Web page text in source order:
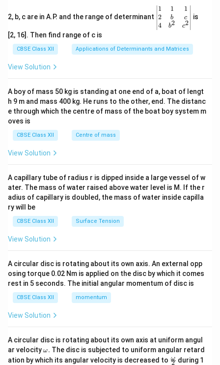
2, b, c are in A.P. and the range of determinant
\be
gin
{v
ma
x}1
&1
b&
c\\
4&
b^
tri
x}
1
2
4
1
b
b2
1
c
c2
is
[2, 16]. Then find range of c is
CBSE Class XII Applications of Determinants and Matrices
View Solution
A boy of mass 50 kg is standing at one end of a, boat of lengt
h 9 m and mass 400 kg. He runs to the other, end. The distanc
e through which the centre of mass of the boat boy system m
oves is
CBSE Class XII Centre of mass
View Solution
A capillary tube of radius r is dipped inside a large vessel of w
ater. The mass of water raised above water level is M. If the r
adius of capillary is doubled, the mass of water inside capilla
ry will be
CBSE Class XII Surface Tension
View Solution
A circular disc is rotating about its own axis. An external opp
osing torque 0.02 Nm is applied on the disc by which it comes
rest in 5 seconds. The initial angular momentum of disc is
CBSE Class XII momentum
View Solution
A circular disc is rotating about its own axis at uniform angul
ar velocity\o
m
ω. The disc is subjected to uniform angular retard
ation by which its angular velocity is decreased to \fr
2
ω during 1